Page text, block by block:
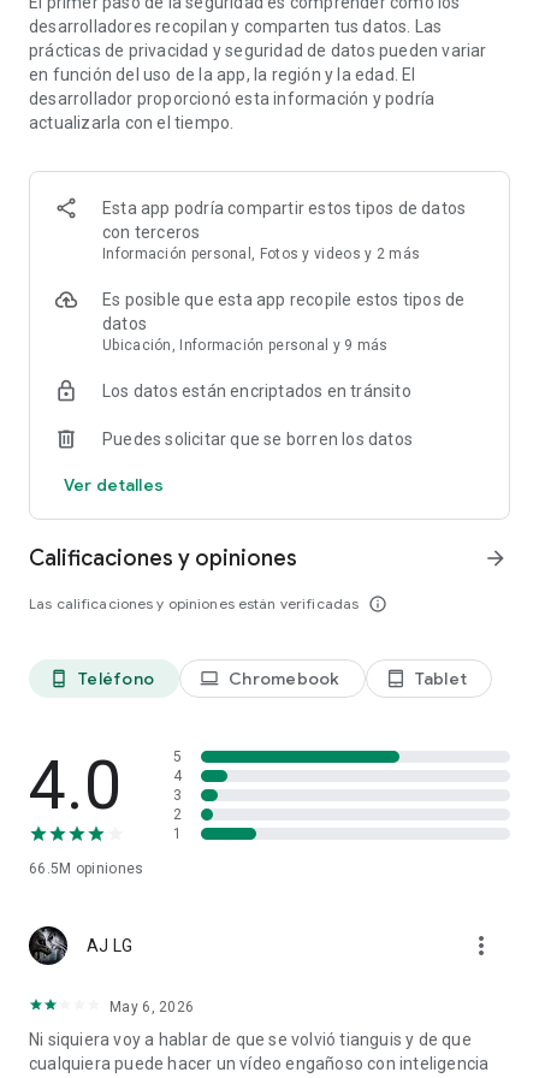
desarrolladores recopilan y comparten tus datos. Las
prácticas de privacidad y seguridad de datos pueden variar
en función del uso de la app, la región y la edad. El
desarrollador proporcionó esta información y podría
actualizarla con el tiempo.
Esta app podría compartir estos tipos de datos
con terceros
Información personal, Fotos y videos y 2 más
Es posible que esta app recopile estos tipos de
datos
Ubicación, Información personal y 9 más
Los datos están encriptados en tránsito
Puedes solicitar que se borren los datos
Ver detalles
Calificaciones y opiniones
Las calificaciones y opiniones están verificadas info_outline
arrow_forward
phone_android Teléfono laptop Chromebook tablet_android Tablet
4.0
66.5M opiniones
5
4
3
2
1
AJ LG more_vert
May 6, 2026
Ni siquiera voy a hablar de que se volvió tianguis y de que
cualquiera puede hacer un vídeo engañoso con inteligencia